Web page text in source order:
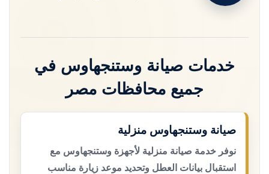
خدمات صيانة وستنجهاوس في
جميع محافظات مصر
صيانة وستنجهاوس منزلية
نوفر خدمة صيانة منزلية لأجهزة وستنجهاوس مع
استقبال بيانات العطل وتحديد موعد زيارة مناسب